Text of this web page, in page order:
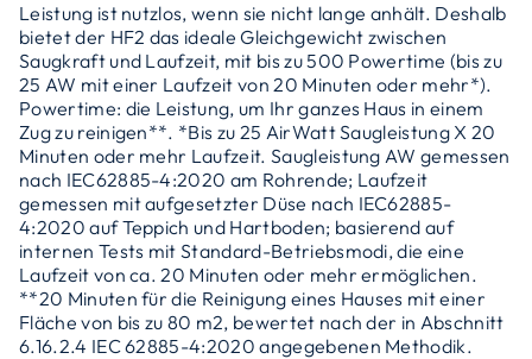
Leistung ist nutzlos, wenn sie nicht lange anhält. Deshalb
bietet der HF2 das ideale Gleichgewicht zwischen
Saugkraft und Laufzeit, mit bis zu 500 Powertime (bis zu
25 AW mit einer Laufzeit von 20 Minuten oder mehr*).
Powertime: die Leistung, um Ihr ganzes Haus in einem
Zug zu reinigen**. *Bis zu 25 AirWatt Saugleistung X 20
Minuten oder mehr Laufzeit. Saugleistung AW gemessen
nach IEC62885-4:2020 am Rohrende; Laufzeit
gemessen mit aufgesetzter Düse nach IEC62885-
4:2020 auf Teppich und Hartboden; basierend auf
internen Tests mit Standard-Betriebsmodi, die eine
Laufzeit von ca. 20 Minuten oder mehr ermöglichen.
**20 Minuten für die Reinigung eines Hauses mit einer
Fläche von bis zu 80 m2, bewertet nach der in Abschnitt
6.16.2.4 IEC 62885-4:2020 angegebenen Methodik.